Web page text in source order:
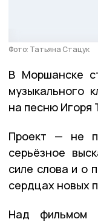
Фото: Татьяна Стацук
В Моршанске
музыкального
на песню Игоря
Проект — не
серьёзное
силе слова и о
сердцах новых
Над фильмом